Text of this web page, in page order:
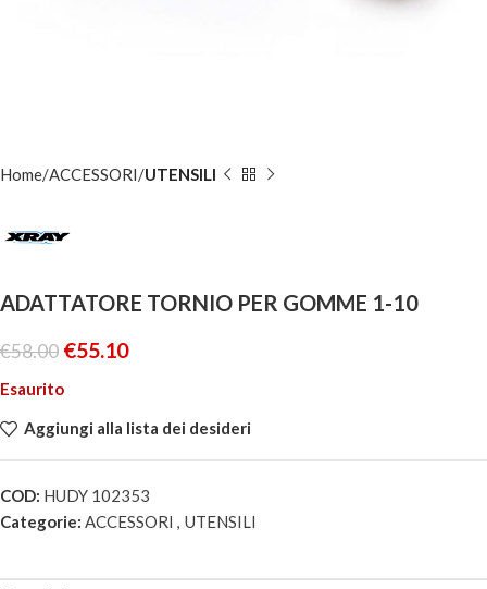
Home ACCESSORI UTENSILI
ADATTATORE TORNIO PER GOMME 1-10
€58.00 €55.10
Esaurito
Aggiungi alla lista dei desideri
COD: HUDY 102353
Categorie: ACCESSORI , UTENSILI